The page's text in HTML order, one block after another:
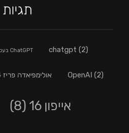
תגיות
chatgpt (2) ChatGPT בעסקים
OpenAI (2) אולימפיאדה פריז 2024
אייפון 16 (8)